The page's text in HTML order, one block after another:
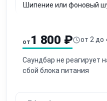
Шипение или фоновый
Не работает USB-вход
от 1 800 ₽ от 2 до
Саундбар не реагирует
сбой блока питания